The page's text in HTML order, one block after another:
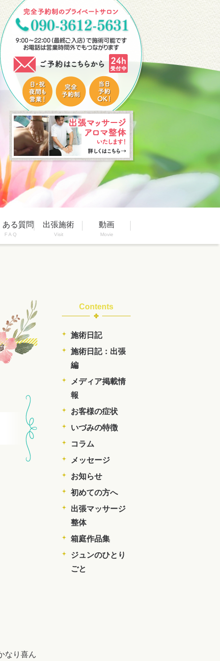
ある質問
F A Q
出張施術
Visit
動画
Movie
なり喜ん
Contents
施術日記
施術日記：出張
編
メディア掲載情
報
お客様の症状
いづみの特徴
コラム
メッセージ
お知らせ
初めての方へ
出張マッサージ
整体
箱庭作品集
ジュンのひとり
ごと